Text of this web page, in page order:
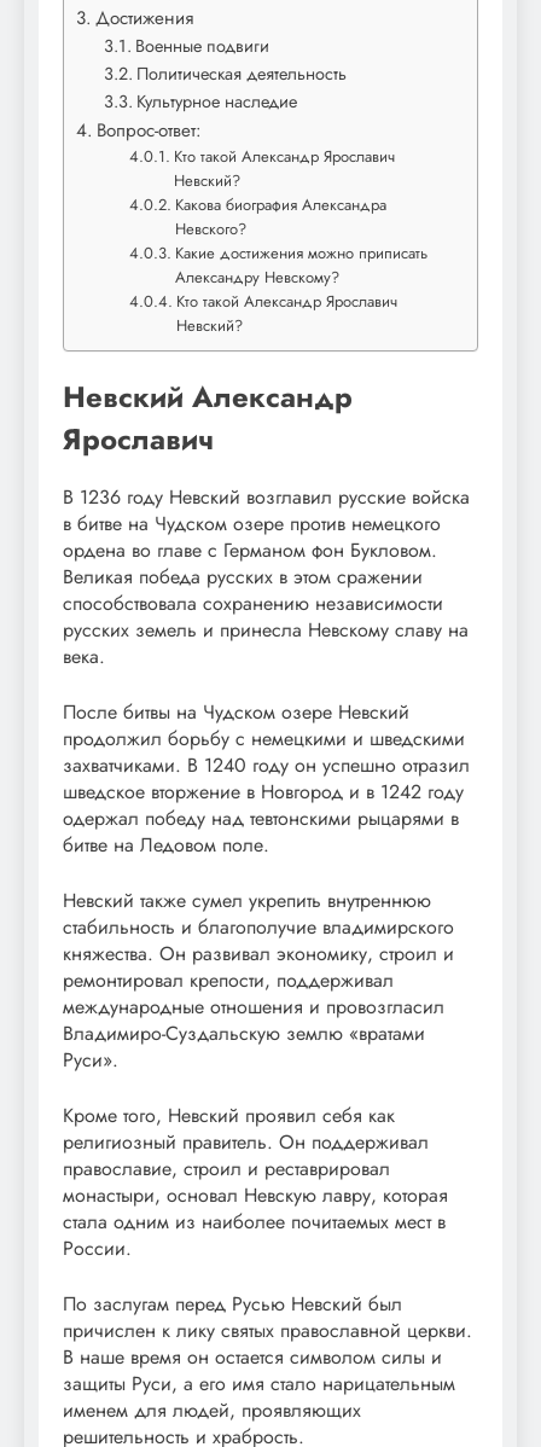
Достижения
Военные подвиги
Политическая деятельность
Культурное наследие
Вопрос-ответ:
Кто такой Александр Ярославич
Невский?
Какова биография Александра
Невского?
Какие достижения можно приписать
Александру Невскому?
Кто такой Александр Ярославич
Невский?
Невский Александр
Ярославич
В 1236 году Невский возглавил русские войска
в битве на Чудском озере против немецкого
ордена во главе с Германом фон Букловом.
Великая победа русских в этом сражении
способствовала сохранению независимости
русских земель и принесла Невскому славу на
века.
После битвы на Чудском озере Невский
продолжил борьбу с немецкими и шведскими
захватчиками. В 1240 году он успешно отразил
шведское вторжение в Новгород и в 1242 году
одержал победу над тевтонскими рыцарями в
битве на Ледовом поле.
Невский также сумел укрепить внутреннюю
стабильность и благополучие владимирского
княжества. Он развивал экономику, строил и
ремонтировал крепости, поддерживал
международные отношения и провозгласил
Владимиро-Суздальскую землю «вратами
Руси».
Кроме того, Невский проявил себя как
религиозный правитель. Он поддерживал
православие, строил и реставрировал
монастыри, основал Невскую лавру, которая
стала одним из наиболее почитаемых мест в
России.
По заслугам перед Русью Невский был
причислен к лику святых православной церкви.
В наше время он остается символом силы и
защиты Руси, а его имя стало нарицательным
именем для людей, проявляющих
решительность и храбрость.